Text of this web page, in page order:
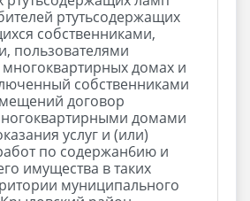
ртутьсодержащих
собственниками,
пользователями
домах и
собственниками
договор
домами
услуг и (или)
по содержан6ию и
имущества в таких
муниципального